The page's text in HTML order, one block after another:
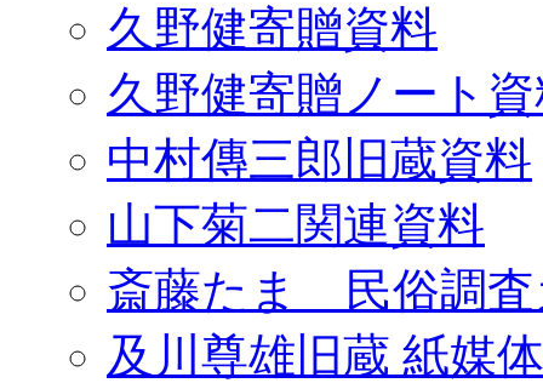
久野健寄贈資料
久野健寄贈ノート
中村傳三郎旧蔵資料
山下菊二関連資料
斎藤たま 民俗調査
及川尊雄旧蔵 紙媒